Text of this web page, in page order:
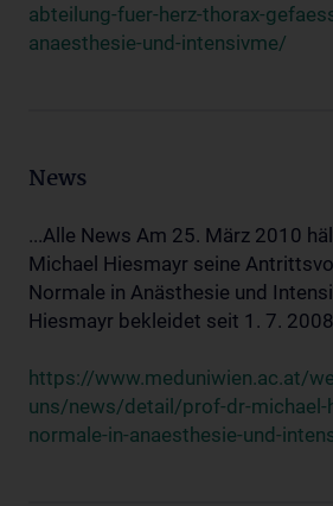
abteilung-fuer-herz-thorax-
anaesthesie-und-intensivme/
News
...Alle News Am 25. März 2010
Michael Hiesmayr seine
Normale in Anästhesie und
Hiesmayr bekleidet seit 1. 7.
https://www.meduniwien.ac.at/
uns/news/detail/prof-dr-michael-
normale-in-anaesthesie-und-